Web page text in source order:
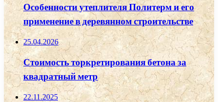
Особенности утеплителя Политерм и его
применение в деревянном строительстве
25.04.2026
Стоимость торкретирования бетона за
квадратный метр
22.11.2025